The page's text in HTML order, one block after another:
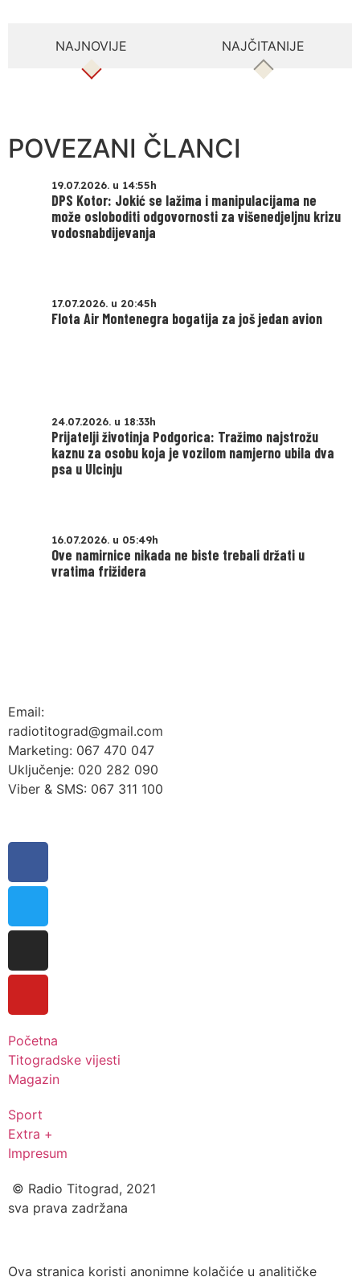
NAJNOVIJE NAJČITANIJE
POVEZANI ČLANCI
19.07.2026. u 14:55h
DPS Kotor: Jokić se lažima i manipulacijama ne
može osloboditi odgovornosti za višenedjeljnu krizu
vodosnabdijevanja
17.07.2026. u 20:45h
Flota Air Montenegra bogatija za još jedan avion
24.07.2026. u 18:33h
Prijatelji životinja Podgorica: Tražimo najstrožu
kaznu za osobu koja je vozilom namjerno ubila dva
psa u Ulcinju
16.07.2026. u 05:49h
Ove namirnice nikada ne biste trebali držati u
vratima frižidera
Email:
radiotitograd@gmail.com
Marketing: 067 470 047
Uključenje: 020 282 090
Viber & SMS: 067 311 100
Početna
Titogradske vijesti
Magazin
Sport
Extra +
Impresum
© Radio Titograd, 2021
sva prava zadržana
Ova stranica koristi anonimne kolačiće u analitičke